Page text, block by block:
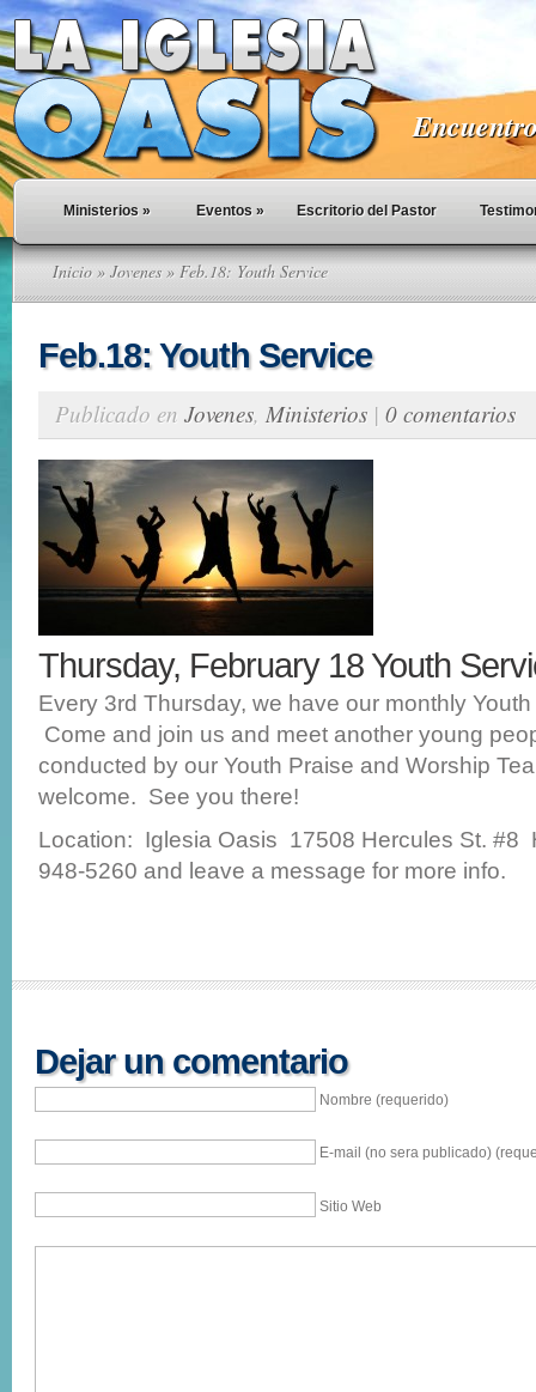
Ministerios » Eventos » Escritorio del Pastor
Inicio » Jovenes» Feb.18: Youth Service
Feb.18: Youth Service
Publicado en Jovenes, Ministerios | 0 comentarios
Thursday, February 18 Youth
Every 3rd Thursday, we have our monthly
Come and join us and meet another young
conducted by our Youth Praise and Worship
welcome. See you there!
Location: Iglesia Oasis 17508 Hercules St. #8
948-5260 and leave a message for more info.
Dejar un comentario
Nombre (requerido)
E-mail (no sera publicado)
Sitio Web